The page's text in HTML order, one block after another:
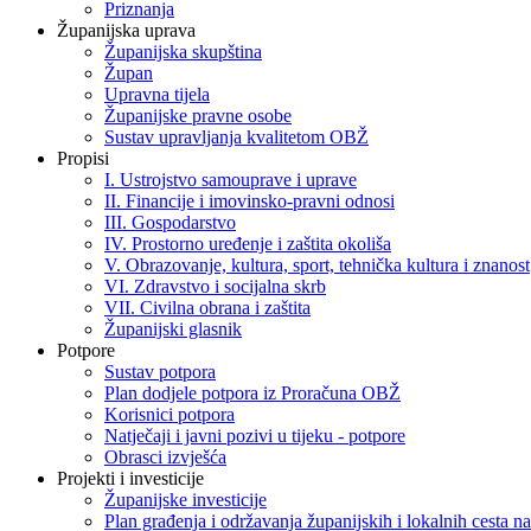
Priznanja
Županijska uprava
Županijska skupština
Župan
Upravna tijela
Županijske pravne osobe
Sustav upravljanja kvalitetom OBŽ
Propisi
I. Ustrojstvo samouprave i uprave
II. Financije i imovinsko-pravni odnosi
III. Gospodarstvo
IV. Prostorno uređenje i zaštita okoliša
V. Obrazovanje, kultura, sport, tehnička kultura i znanost
VI. Zdravstvo i socijalna skrb
VII. Civilna obrana i zaštita
Županijski glasnik
Potpore
Sustav potpora
Plan dodjele potpora iz Proračuna OBŽ
Korisnici potpora
Natječaji i javni pozivi u tijeku - potpore
Obrasci izvješća
Projekti i investicije
Županijske investicije
Plan građenja i održavanja županijskih i lokalnih cesta